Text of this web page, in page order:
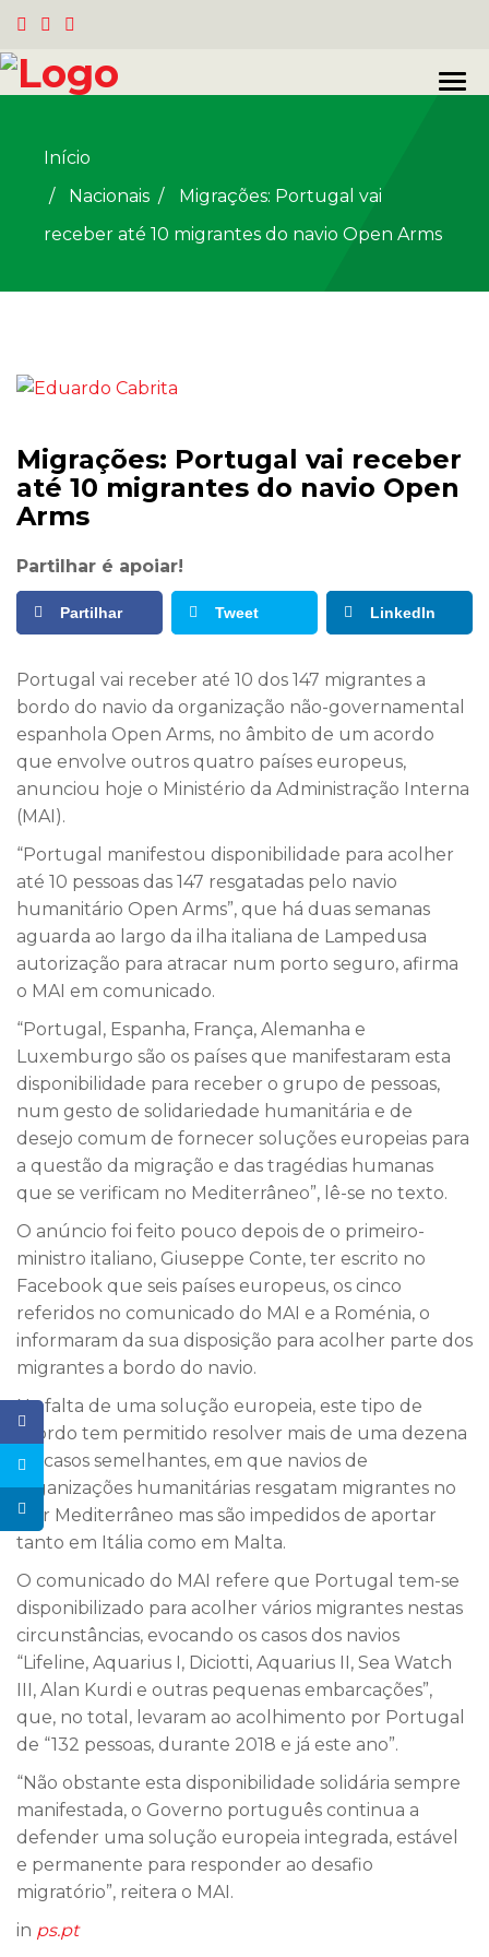
Início
Nacionais /
Migrações: Portugal vai
receber até 10 migrantes do navio Open Arms
Migrações: Portugal vai receber
até 10 migrantes do navio Open
Arms
Partilhar é apoiar!
Partilhar Tweet LinkedIn
Portugal vai receber até 10 dos 147 migrantes a
bordo do navio da organização não-governamental
espanhola Open Arms, no âmbito de um acordo
que envolve outros quatro países europeus,
anunciou hoje o Ministério da Administração Interna
(MAI).
“Portugal manifestou disponibilidade para acolher
até 10 pessoas das 147 resgatadas pelo navio
humanitário Open Arms”, que há duas semanas
aguarda ao largo da ilha italiana de Lampedusa
autorização para atracar num porto seguro, afirma
o MAI em comunicado.
“Portugal, Espanha, França, Alemanha e
Luxemburgo são os países que manifestaram esta
disponibilidade para receber o grupo de pessoas,
num gesto de solidariedade humanitária e de
desejo comum de fornecer soluções europeias para
a questão da migração e das tragédias humanas
que se verificam no Mediterrâneo”, lê-se no texto.
O anúncio foi feito pouco depois de o primeiro-
ministro italiano, Giuseppe Conte, ter escrito no
Facebook que seis países europeus, os cinco
referidos no comunicado do MAI e a Roménia, o
informaram da sua disposição para acolher parte dos
migrantes a bordo do navio.
Na falta de uma solução europeia, este tipo de
acordo tem permitido resolver mais de uma dezena
de casos semelhantes, em que navios de
organizações humanitárias resgatam migrantes no
Mar Mediterrâneo mas são impedidos de aportar
tanto em Itália como em Malta.
O comunicado do MAI refere que Portugal tem-se
disponibilizado para acolher vários migrantes nestas
circunstâncias, evocando os casos dos navios
“Lifeline, Aquarius I, Diciotti, Aquarius II, Sea Watch
III, Alan Kurdi e outras pequenas embarcações”,
que, no total, levaram ao acolhimento por Portugal
de “132 pessoas, durante 2018 e já este ano”.
“Não obstante esta disponibilidade solidária sempre
manifestada, o Governo português continua a
defender uma solução europeia integrada, estável
e permanente para responder ao desafio
migratório”, reitera o MAI.
in ps.pt